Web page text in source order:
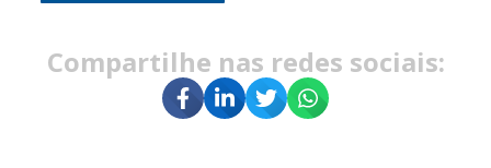
Compartilhe nas redes sociais: